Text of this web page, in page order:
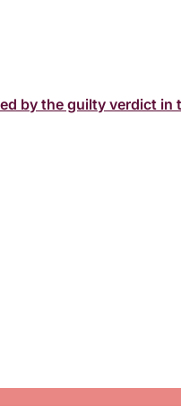
by the guilty verdict